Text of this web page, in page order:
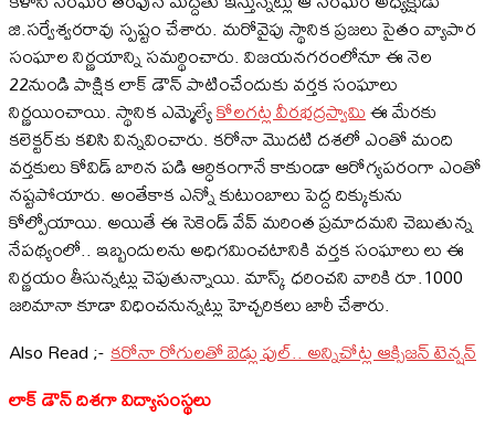
జి.సర్వేశ్వరరావు స్పష్టం చేశారు. మరోవైపు స్థానిక ప్రజలు సైతం వ్యాపార
సంఘాల నిర్ణయాన్ని సమర్థించారు. విజయనగరంలోనూ ఈ నెల
22నుండి పాక్షిక లాక్ డౌన్ పాటించేందుకు వర్తక సంఘాలు
నిర్ణయించాయి. స్థానిక ఎమ్మెల్యేకోలగట్ల వీరభద్రస్వామిఈ మేరకు
కలెక్టర్‌కు కలిసి విన్నవించారు. కరోనా మొదటి దశలో ఎంతో మంది
వర్తకులు కోవిడ్ బారిన పడి ఆర్ధికంగానే కాకుండా ఆరోగ్యపరంగా ఎంతో
నష్టపోయారు. అంతేకాక ఎన్నో కుటుంబాలు పెద్ద దిక్కుకును
కోల్పోయాయి. అయితే ఈ సెకెండ్ వేవ్ మరింత ప్రమాదమని చెబుతున్న
నేపథ్యంలో.. ఇబ్బందులను అధిగమించటానికి వర్తక సంఘాలు లు ఈ
నిర్ణయం తీసున్నట్లు చెపుతున్నాయి. మాస్క్ ధరించని వారికి రూ.1000
జరిమానా కూడా విధించనున్నట్లు హెచ్చరికలు జారీ చేశారు.
Also Read ;-కరోనా రోగులతో బెడ్లు ఫుల్.. అన్నిచోట్ల ఆక్సిజన్ టెన్షన్
లాక్ డౌన్ దిశగా విద్యాసంస్థలు